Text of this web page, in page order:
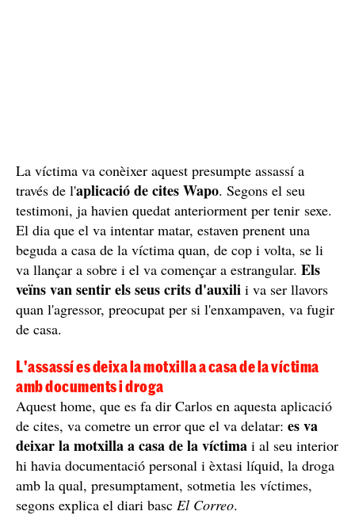
La víctima va conèixer aquest presumpte assassí a
través de l'aplicació de cites Wapo. Segons el seu
testimoni, ja havien quedat anteriorment per tenir sexe.
El dia que el va intentar matar, estaven prenent una
beguda a casa de la víctima quan, de cop i volta, se li
va llançar a sobre i el va començar a estrangular. Els
veïns van sentir els seus crits d'auxili i va ser llavors
quan l'agressor, preocupat per si l'enxampaven, va fugir
de casa.